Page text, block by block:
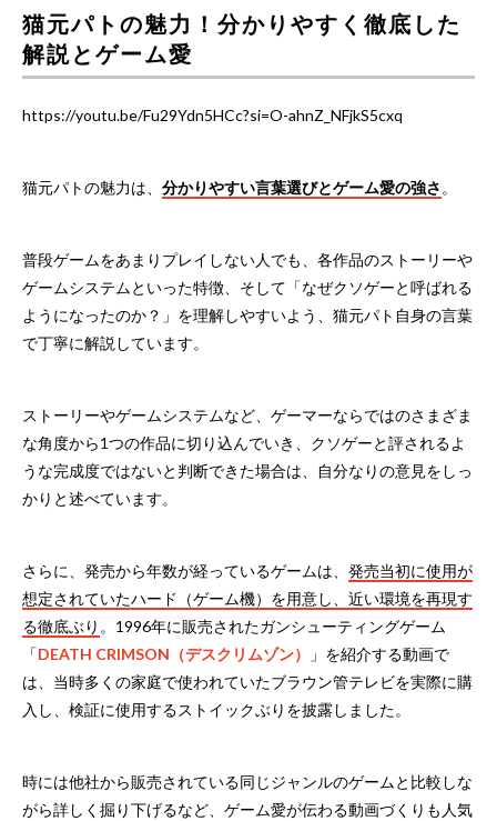
猫元パトの魅力！分かりやすく徹底した
解説とゲーム愛
https://youtu.be/Fu29Ydn5HCc?si=O-ahnZ_NFjkS5cxq
猫元パトの魅力は、 分かりやすい言葉選びとゲーム愛の強さ 。
普段ゲームをあまりプレイしない人でも、各作品のストーリーや
ゲームシステムといった特徴、そして「なぜクソゲーと呼ばれる
ようになったのか？」を理解しやすいよう、猫元パト自身の言葉
で丁寧に解説しています。
ストーリーやゲームシステムなど、ゲーマーならではのさまざま
な角度から1つの作品に切り込んでいき、クソゲーと評されるよ
うな完成度ではないと判断できた場合は、自分なりの意見をしっ
かりと述べています。
さらに、発売から年数が経っているゲームは、 発売当初に使用が
想定されていたハード（ゲーム機）を用意し、近い環境を再現す
る徹底ぶり 。1996年に販売されたガンシューティングゲーム
「DEATH CRIMSON（デスクリムゾン）
」を紹介する動画で
は、当時多くの家庭で使われていたブラウン管テレビを実際に購
入し、検証に使用するストイックぶりを披露しました。
時には他社から販売されている同じジャンルのゲームと比較しな
がら詳しく掘り下げるなど、ゲーム愛が伝わる動画づくりも人気